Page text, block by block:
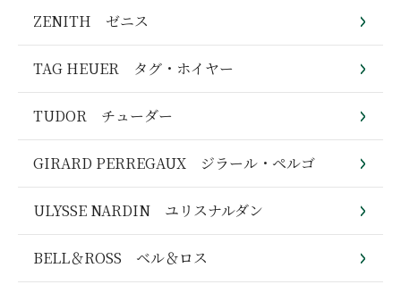
ZENITH ゼニス
TAG HEUER タグ・ホイヤー
TUDOR チューダー
GIRARD PERREGAUX ジラール・ペルゴ
ULYSSE NARDIN ユリスナルダン
BELL＆ROSS ベル＆ロス